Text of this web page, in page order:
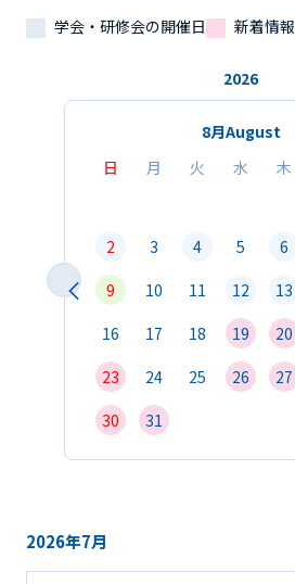
学会・研修会の開催日
新着情報
2026
8月August
日
月 火 水 木
2
3 4 5 6
9
10 11 12 13
16
17 18 19 20
23
24 25 26 27
30
31
2026年7月